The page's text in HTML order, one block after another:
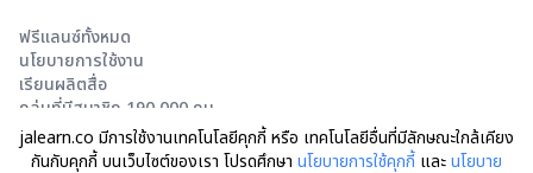
jalearn.co มีการใช้งานเทคโนโลยีคุกกี้ หรือ เทคโนโลยีอื่นที่มีลักษณะใกล้เคียง
กันกับคุกกี้ บนเว็บไซต์ของเรา โปรดศึกษา นโยบายการใช้คุกกี้ และนโยบาย
ฟรีแลนซ์ทั้งหมด
นโยบายการใช้งาน
เรียนผลิตสื่อ
กลุ่มที่มีสมาชิก 190,000 คน